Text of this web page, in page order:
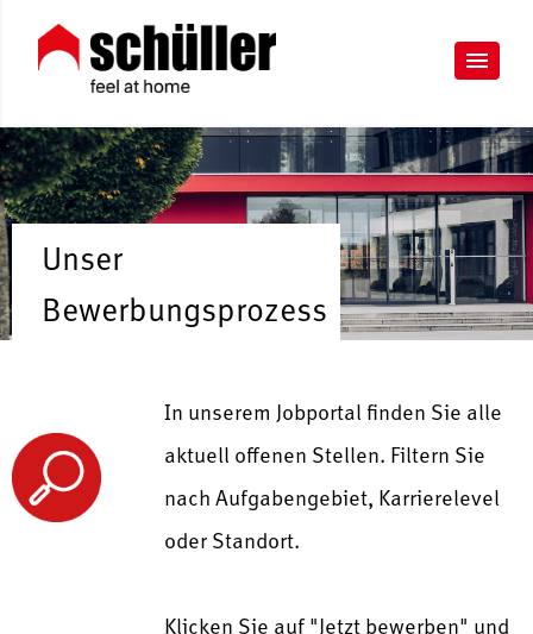
Unser
Bewerbungsprozess
In unserem Jobportal finden Sie alle
aktuell offenen Stellen. Filtern Sie
nach Aufgabengebiet, Karrierelevel
oder Standort.
Klicken Sie auf "Jetzt bewerben" und